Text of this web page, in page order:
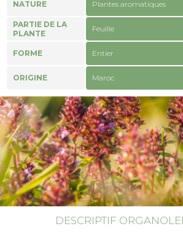
NATURE Plantes aromatiques
PARTIE DE LA
PLANTE
Feuille
FORME Entier
ORIGINE Maroc
DESCRIPTIF